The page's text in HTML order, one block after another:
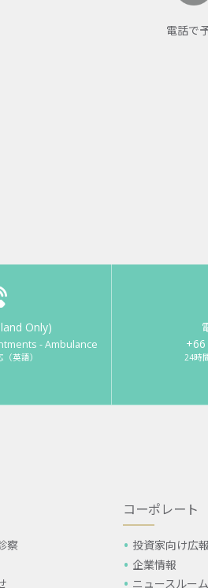
電話で
Only)
- Ambulance
英語） 24時
察
コーポレート
投資家向け広
企業情報
ニュースルーム